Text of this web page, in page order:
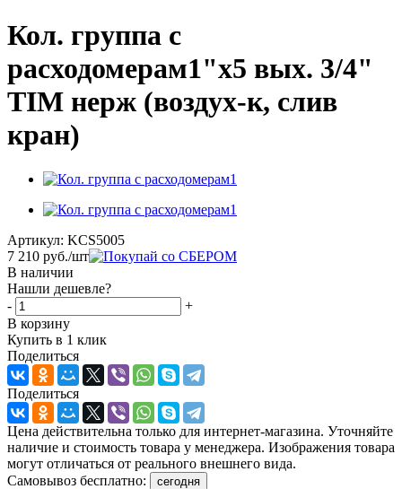
Кол. группа с
расходомерам1"х5 вых. 3/4"
TIM нерж (воздух-к, слив
кран)
Артикул: KCS5005
7 210 руб./шт
В наличии
Нашли дешевле?
-
+
В корзину
Купить в 1 клик
Поделиться
Поделиться
Цена действительна только для интернет-магазина. Уточняйте
наличие и стоимость товара у менеджера. Изображения товара
могут отличаться от реального внешнего вида.
Самовывоз бесплатно:
сегодня